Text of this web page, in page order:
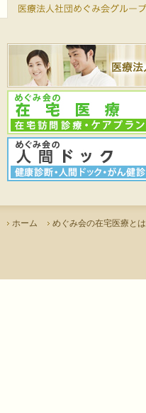
ホーム めぐみ会の在宅医療とは